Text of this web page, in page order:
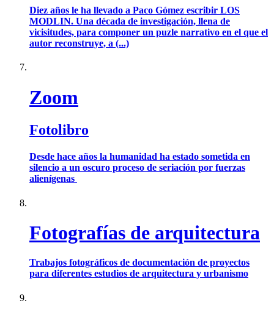
Diez años le ha llevado a Paco Gómez escribir LOS
MODLIN. Una década de investigación, llena de
vicisitudes, para componer un puzle narrativo en el que el
autor reconstruye, a (...)
Zoom
Fotolibro
Desde hace años la humanidad ha estado sometida en
silencio a un oscuro proceso de seriación por fuerzas
alienígenas
Fotografías de arquitectura
Trabajos fotográficos de documentación de proyectos
para diferentes estudios de arquitectura y urbanismo